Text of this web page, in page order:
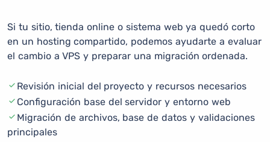
Si tu sitio, tienda online o sistema web ya quedó corto
en un hosting compartido, podemos ayudarte a evaluar
el cambio a VPS y preparar una migración ordenada.
Revisión inicial del proyecto y recursos necesarios
Configuración base del servidor y entorno web
Migración de archivos, base de datos y validaciones
principales